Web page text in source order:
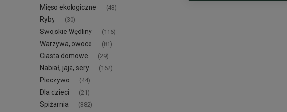
Mięso ekologiczne (43)
Ryby (30)
Swojskie Wędliny (116)
Warzywa, owoce (81)
Ciasta domowe (29)
Nabiał, jaja, sery (162)
Pieczywo (44)
Dla dzieci (21)
Spiżarnia (382)